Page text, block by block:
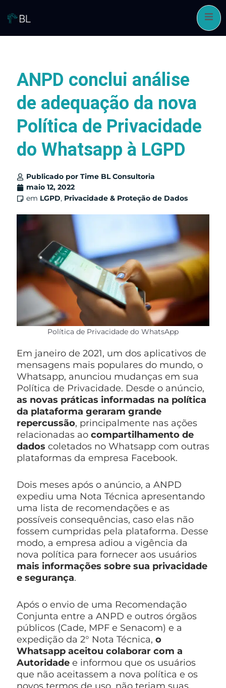
Pular
para
ANPD conclui análise
de adequação da nova
Política de Privacidade
do Whatsapp à LGPD
Publicado por Time BL Consultoria
maio 12, 2022
em LGPD, Privacidade & Proteção de Dados
Política de Privacidade do WhatsApp
Em janeiro de 2021, um dos aplicativos de
mensagens mais populares do mundo, o
Whatsapp, anunciou mudanças em sua
Política de Privacidade. Desde o anúncio,
as novas práticas informadas na política
da plataforma geraram grande
repercussão, principalmente nas ações
relacionadas ao compartilhamento de
dados coletados no Whatsapp com outras
plataformas da empresa Facebook.
Dois meses após o anúncio, a ANPD
expediu uma Nota Técnica apresentando
uma lista de recomendações e as
possíveis consequências, caso elas não
fossem cumpridas pela plataforma. Desse
modo, a empresa adiou a vigência da
nova política para fornecer aos usuários
mais informações sobre sua privacidade
e segurança.
Após o envio de uma Recomendação
Conjunta entre a ANPD e outros órgãos
públicos (Cade, MPF e Senacom) e a
expedição da 2° Nota Técnica, o
Whatsapp aceitou colaborar com a
Autoridade e informou que os usuários
que não aceitassem a nova política e os